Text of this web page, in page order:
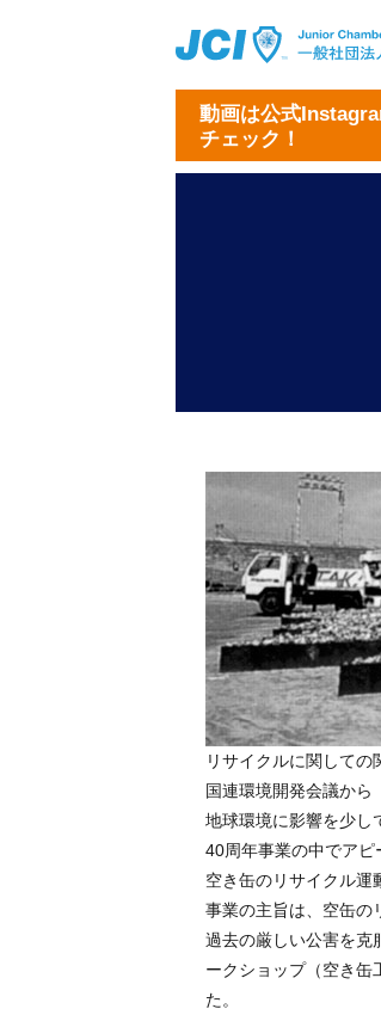
動画は公式
チェック！
リサイクルに関しての
国連環境開発会議から
地球環境に影響を少し
40周年事業の中でアピ
空き缶のリサイクル運
事業の主旨は、空缶の
過去の厳しい公害を克
ークショップ（空き缶
た。